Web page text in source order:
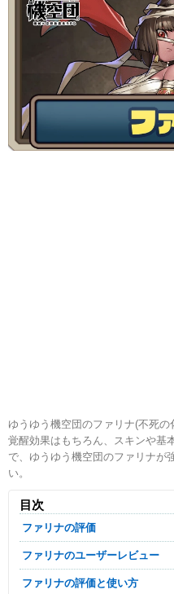
ゆうゆう機空団のファリナ(不死
覚醒効果はもちろん、スキンや基
で、ゆうゆう機空団のファリナが
い。
目次
ファリナの評価
ファリナのユーザーレビュー
ファリナの評価と使い方